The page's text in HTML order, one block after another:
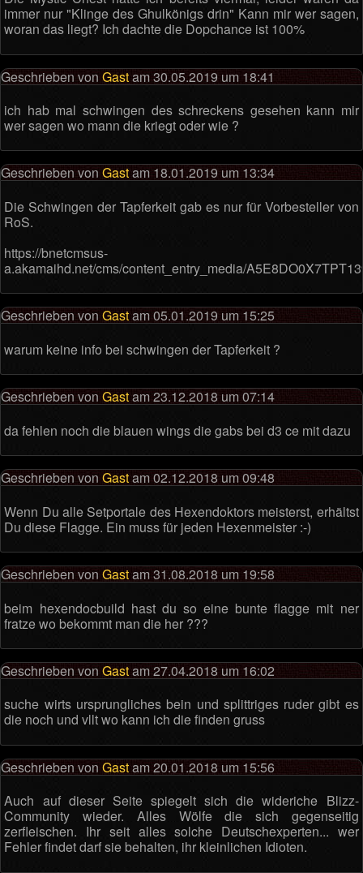
immer nur "Klinge des Ghulkönigs drin" Kann mir wer sagen,
woran das liegt? Ich dachte die Dopchance ist 100%
Geschrieben von Gastam 30.05.2019 um 18:41
ich hab mal schwingen des schreckens gesehen kann mir
wer sagen wo mann die kriegt oder wie ?
Geschrieben von Gastam 18.01.2019 um 13:34
Die Schwingen der Tapferkeit gab es nur für Vorbesteller von
RoS.
https://bnetcmsus-
a.akamaihd.net/cms/content_entry_media/
Geschrieben von Gastam 05.01.2019 um 15:25
warum keine info bei schwingen der Tapferkeit ?
Geschrieben von Gastam 23.12.2018 um 07:14
da fehlen noch die blauen wings die gabs bei d3 ce mit dazu
Geschrieben von Gastam 02.12.2018 um 09:48
Wenn Du alle Setportale des Hexendoktors meisterst, erhältst
Du diese Flagge. Ein muss für jeden Hexenmeister :-)
Geschrieben von Gastam 31.08.2018 um 19:58
beim hexendocbuild hast du so eine bunte flagge mit ner
fratze wo bekommt man die her ???
Geschrieben von Gastam 27.04.2018 um 16:02
suche wirts ursprungliches bein und splittriges ruder gibt es
die noch und vllt wo kann ich die finden gruss
Geschrieben von Gastam 20.01.2018 um 15:56
Auch auf dieser Seite spiegelt sich die wideriche Blizz-
Community wieder. Alles Wölfe die sich gegenseitig
zerfleischen. Ihr seit alles solche Deutschexperten... wer
Fehler findet darf sie behalten, ihr kleinlichen Idioten.